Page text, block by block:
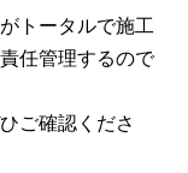
トータルで施工
任管理するので
ご確認くださ